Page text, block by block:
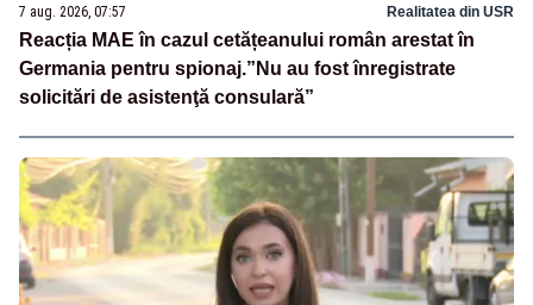
7 aug. 2026, 07:57 Realitatea din USR
Reacția MAE în cazul cetățeanului român arestat în
Germania pentru spionaj.”Nu au fost înregistrate
solicitări de asistenţă consulară”